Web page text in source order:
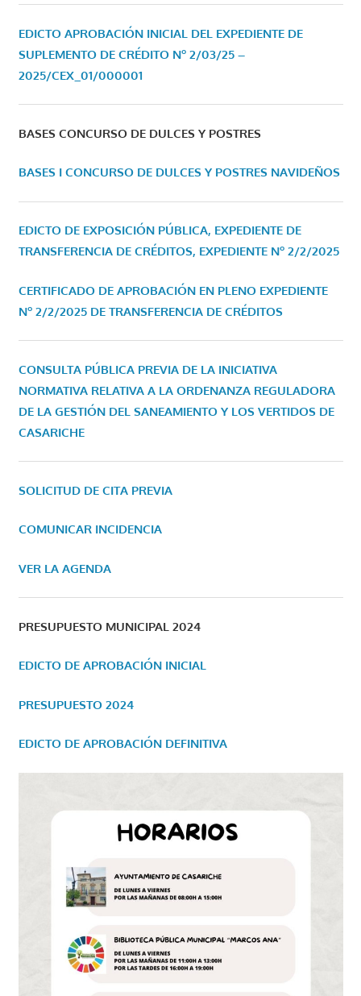
EDICTO APROBACIÓN INICIAL DEL EXPEDIENTE DE
SUPLEMENTO DE CRÉDITO Nº 2/03/25 –
2025/CEX_01/000001
BASES CONCURSO DE DULCES Y POSTRES
BASES I CONCURSO DE DULCES Y POSTRES NAVIDEÑOS
EDICTO DE EXPOSICIÓN PÚBLICA, EXPEDIENTE DE
TRANSFERENCIA DE CRÉDITOS, EXPEDIENTE Nº 2/2/2025
CERTIFICADO DE APROBACIÓN EN PLENO EXPEDIENTE
Nº 2/2/2025 DE TRANSFERENCIA DE CRÉDITOS
CONSULTA PÚBLICA PREVIA DE LA INICIATIVA
NORMATIVA RELATIVA A LA ORDENANZA REGULADORA
DE LA GESTIÓN DEL SANEAMIENTO Y LOS VERTIDOS DE
CASARICHE
SOLICITUD DE CITA PREVIA
COMUNICAR INCIDENCIA
VER LA AGENDA
PRESUPUESTO MUNICIPAL 2024
EDICTO DE APROBACIÓN INICIAL
PRESUPUESTO 2024
EDICTO DE APROBACIÓN DEFINITIVA